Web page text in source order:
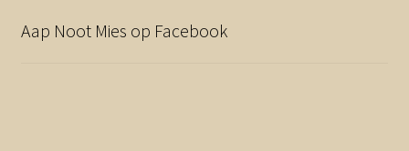
Aap Noot Mies op Facebook